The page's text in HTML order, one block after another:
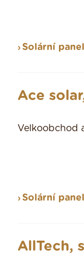
Solární
Ace
Velkoobchod
Solární
AllTech,